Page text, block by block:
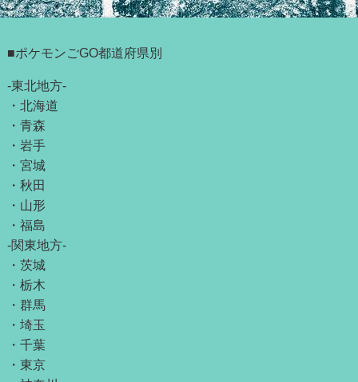
■ポケモンごGO都道府県別
-東北地方-
・ 北海道
・ 青森
・ 岩手
・ 宮城
・ 秋田
・ 山形
・ 福島
-関東地方-
・ 茨城
・ 栃木
・ 群馬
・ 埼玉
・ 千葉
・ 東京